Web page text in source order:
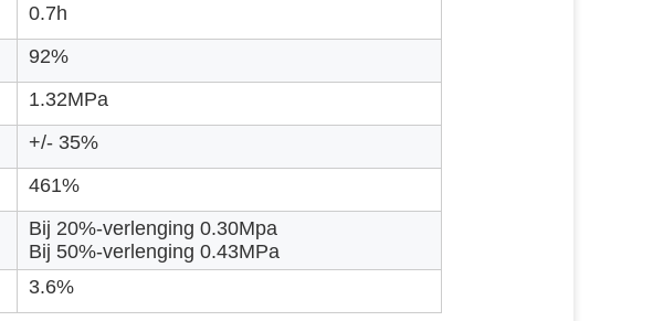
0.7h
92%
1.32MPa
+/- 35%
461%
Bij 20%-verlenging 0.30Mpa
Bij 50%-verlenging 0.43MPa
3.6%